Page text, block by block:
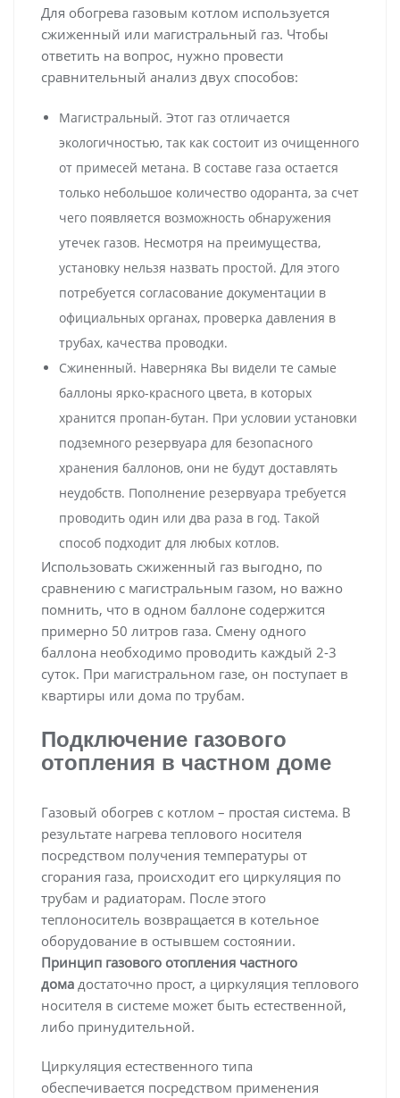
Для обогрева газовым котлом используется
сжиженный или магистральный газ. Чтобы
ответить на вопрос, нужно провести
сравнительный анализ двух способов:
Магистральный. Этот газ отличается
экологичностью, так как состоит из очищенного
от примесей метана. В составе газа остается
только небольшое количество одоранта, за счет
чего появляется возможность обнаружения
утечек газов. Несмотря на преимущества,
установку нельзя назвать простой. Для этого
потребуется согласование документации в
официальных органах, проверка давления в
трубах, качества проводки.
Сжиненный. Наверняка Вы видели те самые
баллоны ярко-красного цвета, в которых
хранится пропан-бутан. При условии установки
подземного резервуара для безопасного
хранения баллонов, они не будут доставлять
неудобств. Пополнение резервуара требуется
проводить один или два раза в год. Такой
способ подходит для любых котлов.
Использовать сжиженный газ выгодно, по
сравнению с магистральным газом, но важно
помнить, что в одном баллоне содержится
примерно 50 литров газа. Смену одного
баллона необходимо проводить каждый 2-3
суток. При магистральном газе, он поступает в
квартиры или дома по трубам.
Подключение газового
отопления в частном доме
Газовый обогрев с котлом – простая система. В
результате нагрева теплового носителя
посредством получения температуры от
сгорания газа, происходит его циркуляция по
трубам и радиаторам. После этого
теплоноситель возвращается в котельное
оборудование в остывшем состоянии.
Принцип газового отопления частного
дома достаточно прост, а циркуляция теплового
носителя в системе может быть естественной,
либо принудительной.
Циркуляция естественного типа
обеспечивается посредством применения